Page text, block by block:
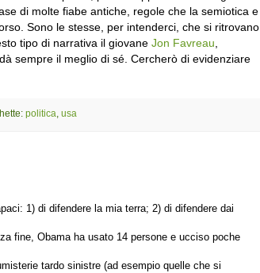
di molte fiabe antiche, regole che la semiotica e
Sono le stesse, per intenderci, che si ritrovano
tipo di narrativa il giovane Jon Favreau
sempre il meglio di sé. Cercherò di evidenziare
politica usa
1) di difendere la mia terra; 2) di difendere dai
fine, Obama ha usato 14 persone e ucciso poche
tardo sinistre (ad esempio quelle che si